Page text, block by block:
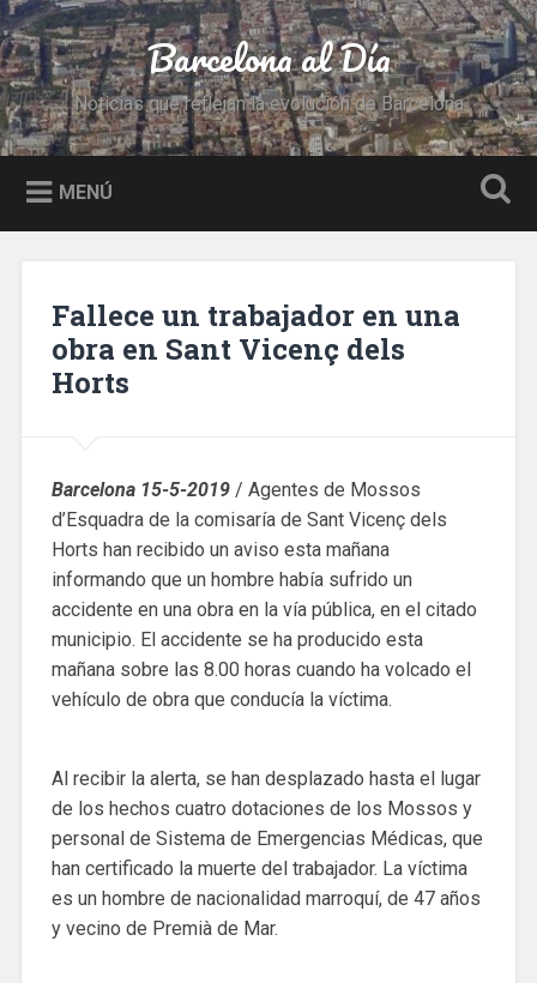
Saltar
al
contenido
Buscar Barcelona al Día
Noticias que reflejan la evolución de Barcelona
MENÚ
Fallece un trabajador en una
obra en Sant Vicenç dels
Horts
Barcelona 15-5-2019/ Agentes de Mossos
d’Esquadra de la comisaría de Sant Vicenç dels
Horts han recibido un aviso esta mañana
informando que un hombre había sufrido un
accidente en una obra en la vía pública, en el citado
municipio. El accidente se ha producido esta
mañana sobre las 8.00 horas cuando ha volcado el
vehículo de obra que conducía la víctima.
Al recibir la alerta, se han desplazado hasta el lugar
de los hechos cuatro dotaciones de los Mossos y
personal de Sistema de Emergencias Médicas, que
han certificado la muerte del trabajador. La víctima
es un hombre de nacionalidad marroquí, de 47 años
y vecino de Premià de Mar.